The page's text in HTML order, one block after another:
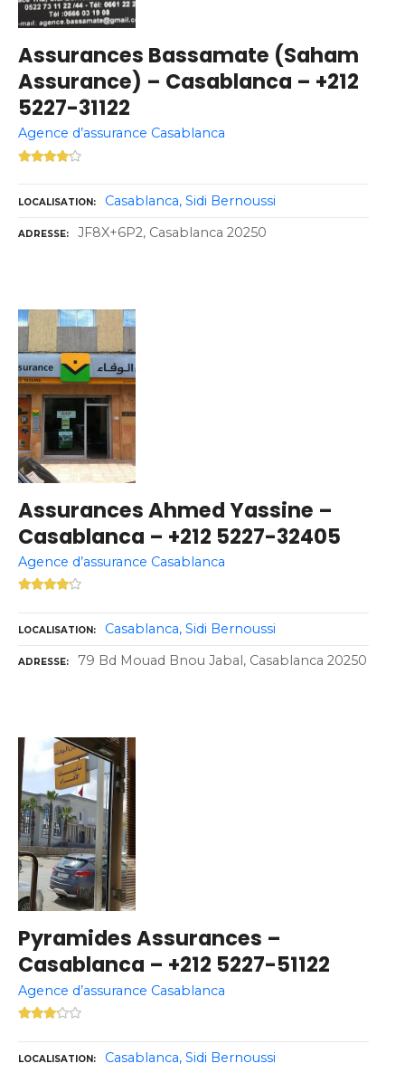
Assurances Bassamate (Saham
Assurance) – Casablanca – +212
5227-31122
Agence d’assurance Casablanca
LOCALISATION Casablanca Sidi Bernoussi
ADRESSE JF8X+6P2, Casablanca 20250
Assurances Ahmed Yassine –
Casablanca – +212 5227-32405
Agence d’assurance Casablanca
LOCALISATION Casablanca Sidi Bernoussi
ADRESSE 79 Bd Mouad Bnou Jabal, Casablanca 20250
Pyramides Assurances –
Casablanca – +212 5227-51122
Agence d’assurance Casablanca
LOCALISATION Casablanca Sidi Bernoussi